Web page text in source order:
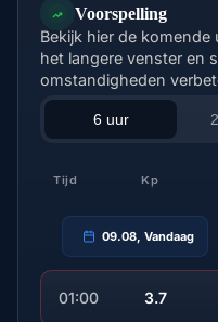
Voorspelling
Bekijk hier de
het langere venster en
omstandigheden
6 uur
Tijd Kp
09.08, Vandaag
01:00 3.7